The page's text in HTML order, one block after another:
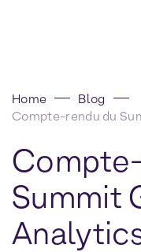
Home
Blog
Summit